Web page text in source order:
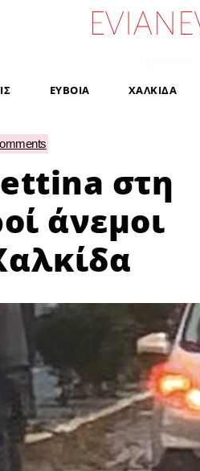
ΕΥΒΟΙΑ ΧΑΛΚΙΔΑ
στη
άνεμοι